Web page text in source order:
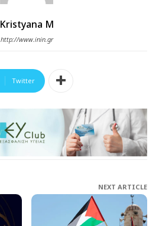
Kristyana M
http://www.inin.gr
Twitter
NEXT ARTICLE